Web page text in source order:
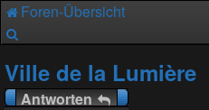
Foren-Übersicht
Ville de la Lumière
Antworten